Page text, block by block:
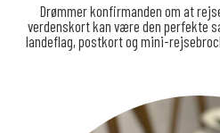
Drømmer konfirmanden om at
verdenskort kan være den perfekte
landeflag, postkort og mini-